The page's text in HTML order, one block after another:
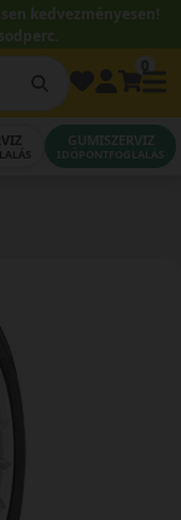
kedvezményesen!
GUMISZERVIZ
IDŐPONTFOGLALÁS